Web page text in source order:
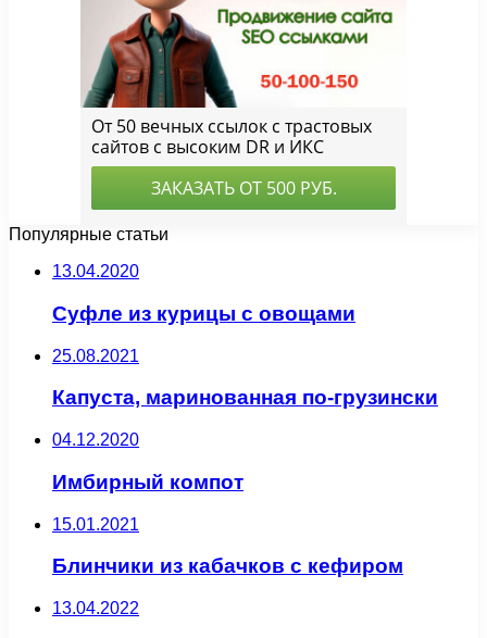
Популярные статьи
13.04.2020
Суфле из курицы с овощами
25.08.2021
Капуста, маринованная по-грузински
04.12.2020
Имбирный компот
15.01.2021
Блинчики из кабачков с кефиром
13.04.2022